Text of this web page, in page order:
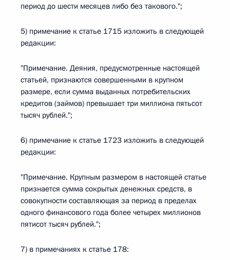
период до шести месяцев либо без такового.";
5) примечание к статье 1715 изложить в следующей
редакции:
"Примечание. Деяния, предусмотренные настоящей
статьей, признаются совершенными в крупном
размере, если сумма выданных потребительских
кредитов (займов) превышает три миллиона пятьсот
тысяч рублей.";
6) примечание к статье 1723 изложить в следующей
редакции:
"Примечание. Крупным размером в настоящей статье
признается сумма сокрытых денежных средств, в
совокупности составляющая за период в пределах
одного финансового года более четырех миллионов
пятисот тысяч рублей.";
7) в примечаниях к статье 178: